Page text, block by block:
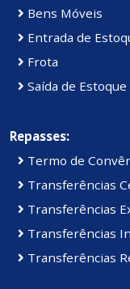
Bens Móveis
Entrada de
Frota
Saída de Estoque
Repasses:
Termo de
Transferências
Transferências
Transferências
Transferências